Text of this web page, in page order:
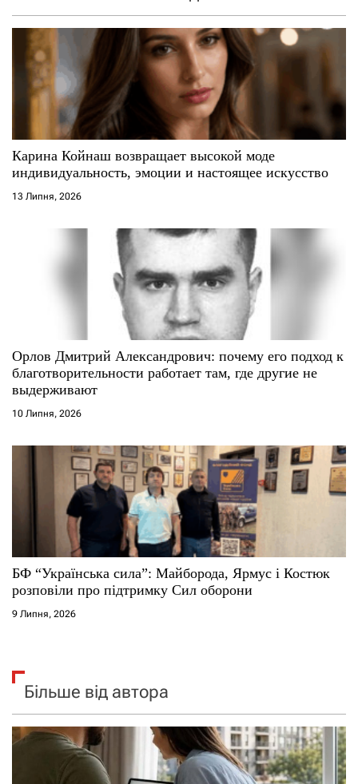
а
п
с
і
в
Карина Койнаш возвращает высокой моде
индивидуальность, эмоции и настоящее искусство
13 Липня, 2026
Орлов Дмитрий Александрович: почему его подход к
благотворительности работает там, где другие не
выдерживают
10 Липня, 2026
БФ “Українська сила”: Майборода, Ярмус і Костюк
розповіли про підтримку Сил оборони
9 Липня, 2026
Більше від автора